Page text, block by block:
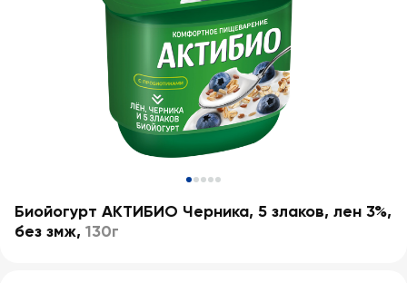
Биойогурт АКТИБИО Черника, 5 злаков, лен 3%,
без змж, 130г